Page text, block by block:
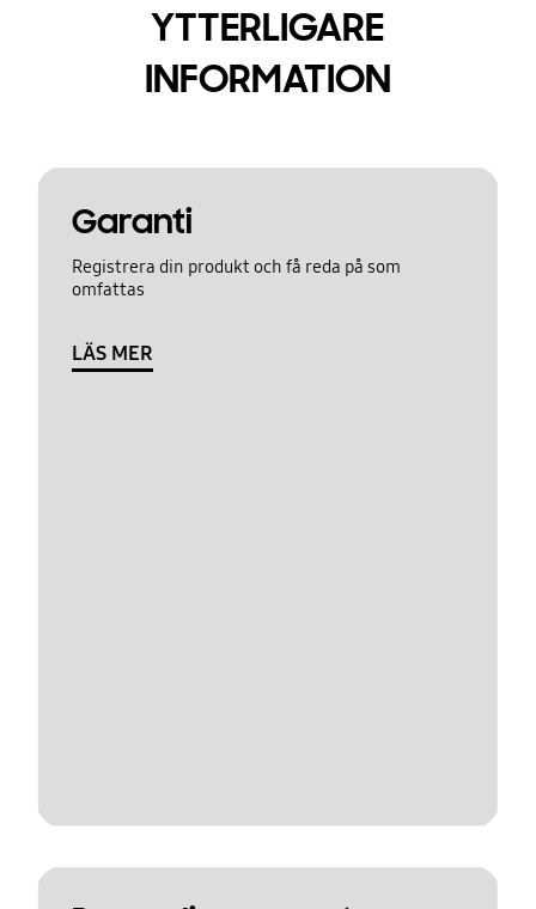
YTTERLIGARE
INFORMATION
Garanti
Registrera din produkt och få reda på som
omfattas
LÄS MER